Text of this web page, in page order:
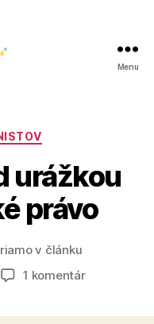
Menu
urážkou
právo
v článku
1 komentárna